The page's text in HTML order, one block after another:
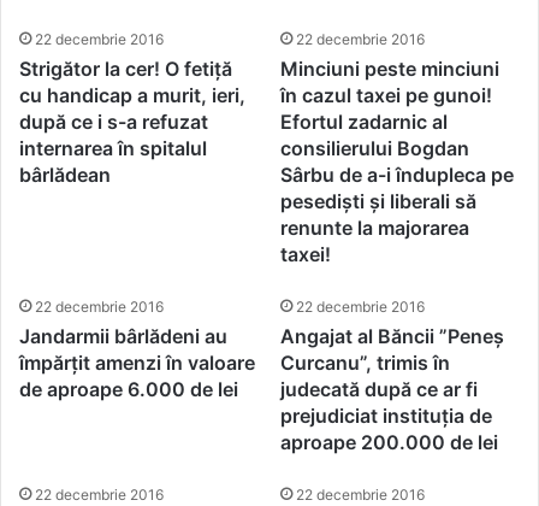
22 decembrie 2016
Strigător la cer! O fetiță
cu handicap a murit, ieri,
după ce i s-a refuzat
internarea în spitalul
bârlădean
22 decembrie 2016
Minciuni peste minciuni
în cazul taxei pe gunoi!
Efortul zadarnic al
consilierului Bogdan
Sârbu de a-i îndupleca pe
pesediști și liberali să
renunte la majorarea
taxei!
22 decembrie 2016
Jandarmii bârlădeni au
împărțit amenzi în valoare
de aproape 6.000 de lei
22 decembrie 2016
Angajat al Băncii ”Peneș
Curcanu”, trimis în
judecată după ce ar fi
prejudiciat instituția de
aproape 200.000 de lei
22 decembrie 2016 22 decembrie 2016